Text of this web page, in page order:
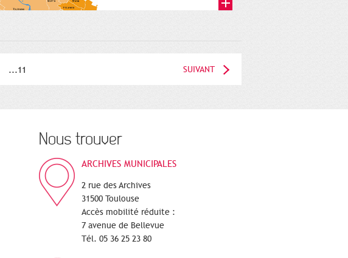
...11 SUIVANT
Nous trouver
ARCHIVES MUNICIPALES
2 rue des Archives
31500 Toulouse
Accès mobilité réduite :
7 avenue de Bellevue
Tél. 05 36 25 23 80